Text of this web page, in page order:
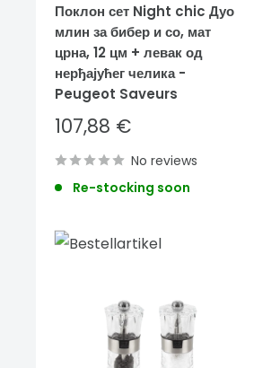
Поклон сет Night chic Дуо
млин за бибер и со, мат
црна, 12 цм + левак од
нерђајућег челика -
Peugeot Saveurs
Sale
price
107,88 €
No reviews
Re-stocking soon